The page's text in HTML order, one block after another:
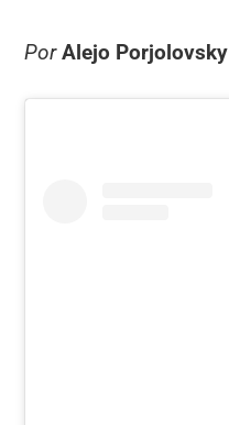
PorAlejo Porjolovsky